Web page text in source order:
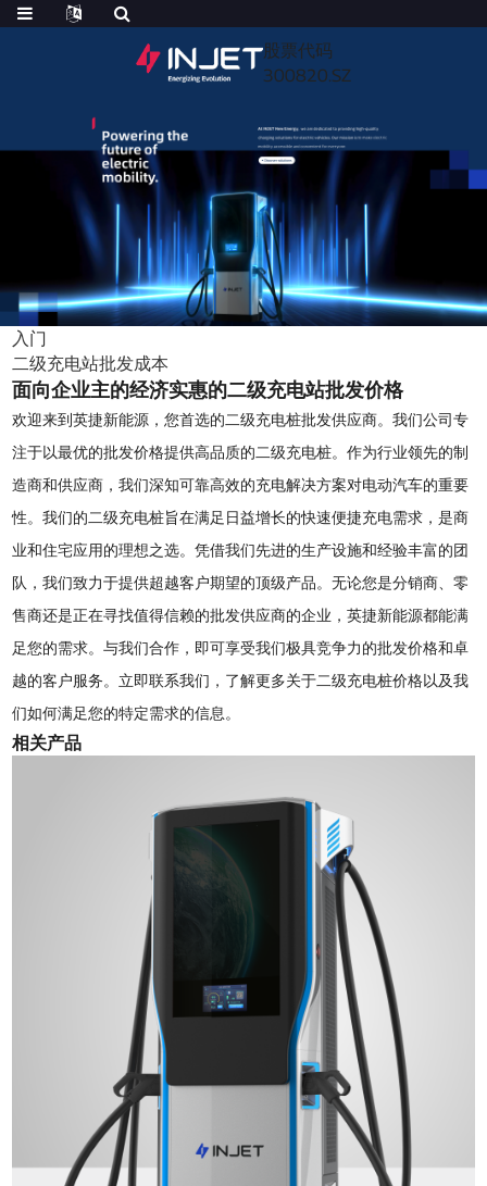
股票代码
300820.SZ
入门
二级充电站批发成本
面向企业主的经济实惠的二级充电站批发价格
欢迎来到英捷新能源，您首选的二级充电桩批发供应商。我们公司专
注于以最优的批发价格提供高品质的二级充电桩。作为行业领先的制
造商和供应商，我们深知可靠高效的充电解决方案对电动汽车的重要
性。我们的二级充电桩旨在满足日益增长的快速便捷充电需求，是商
业和住宅应用的理想之选。凭借我们先进的生产设施和经验丰富的团
队，我们致力于提供超越客户期望的顶级产品。无论您是分销商、零
售商还是正在寻找值得信赖的批发供应商的企业，英捷新能源都能满
足您的需求。与我们合作，即可享受我们极具竞争力的批发价格和卓
越的客户服务。立即联系我们，了解更多关于二级充电桩价格以及我
们如何满足您的特定需求的信息。
相关产品